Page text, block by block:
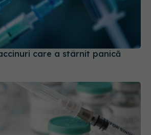
care a stârnit panică